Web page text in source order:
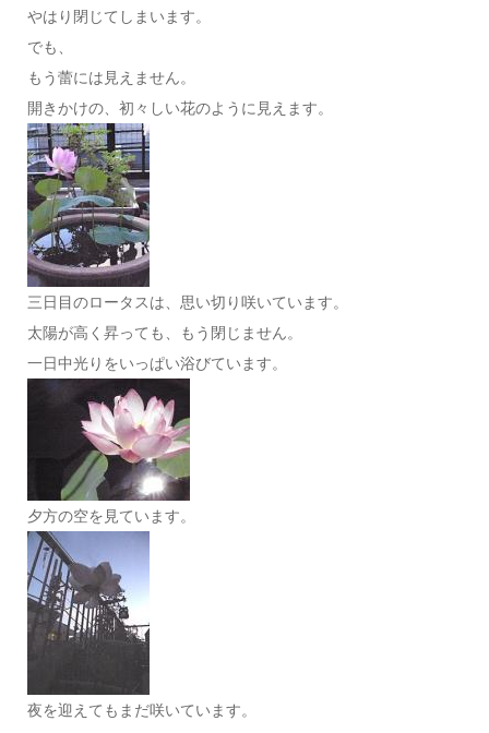
やはり閉じてしまいます。
でも、
もう蕾には見えません。
開きかけの、初々しい花のように見えます。
三日目のロータスは、思い切り咲いています。
太陽が高く昇っても、もう閉じません。
一日中光りをいっぱい浴びています。
夕方の空を見ています。
夜を迎えてもまだ咲いています。